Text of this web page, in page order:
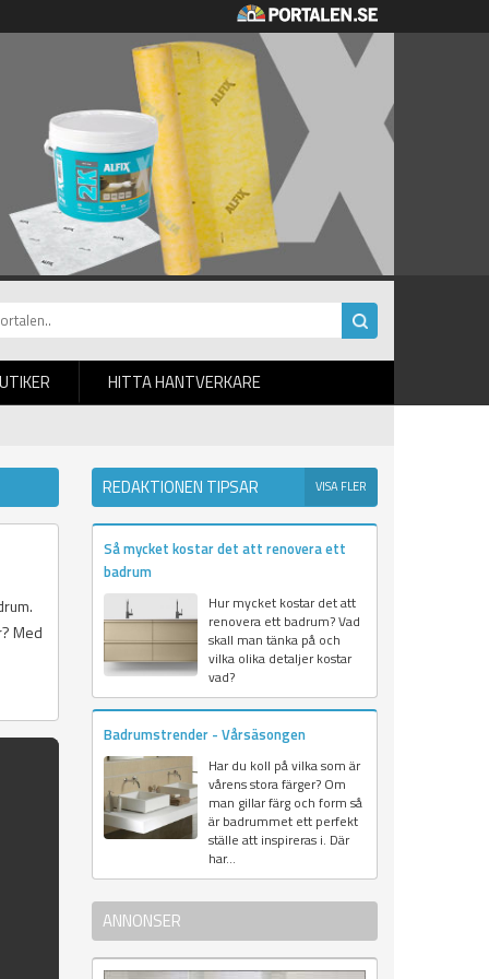
HITTA HANTVERKARE
Med
REDAKTIONEN TIPSAR VISA FLER
Så mycket kostar det att renovera ett
badrum
Hur mycket kostar det att
renovera ett badrum? Vad
skall man tänka på och
vilka olika detaljer kostar
vad?
Badrumstrender - Vårsäsongen
Har du koll på vilka som är
vårens stora färger? Om
man gillar färg och form så
är badrummet ett perfekt
ställe att inspireras i. Där
har...
ANNONSER